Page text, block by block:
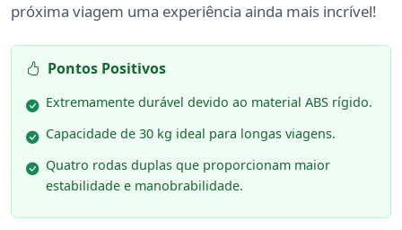
próxima viagem uma experiência ainda mais incrível!
Pontos Positivos
Extremamente durável devido ao material ABS rígido.
Capacidade de 30 kg ideal para longas viagens.
Quatro rodas duplas que proporcionam maior
estabilidade e manobrabilidade.